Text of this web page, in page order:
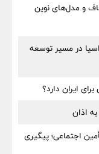
و مدل‌های نوین
در مسیر توسعه
ایران دارد؟
اذان
اجتماعی؛ پیگیری